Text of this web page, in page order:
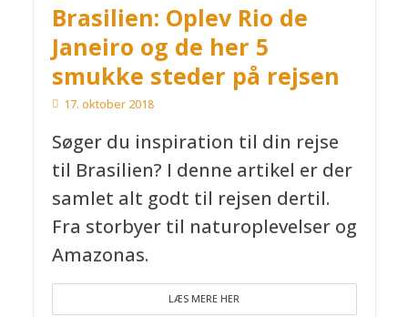
Brasilien: Oplev Rio de
Janeiro og de her 5
smukke steder på rejsen
17. oktober 2018
Søger du inspiration til din rejse
til Brasilien? I denne artikel er der
samlet alt godt til rejsen dertil.
Fra storbyer til naturoplevelser og
Amazonas.
LÆS MERE HER